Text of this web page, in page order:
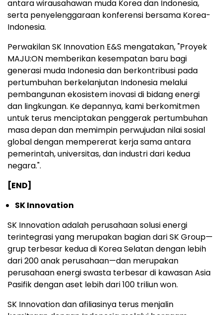
antara wirausahawan muda Korea dan Indonesia,
serta penyelenggaraan konferensi bersama Korea-
Indonesia.
Perwakilan SK Innovation E&S mengatakan, "Proyek
MAJU:ON memberikan kesempatan baru bagi
generasi muda Indonesia dan berkontribusi pada
pertumbuhan berkelanjutan Indonesia melalui
pembangunan ekosistem inovasi di bidang energi
dan lingkungan. Ke depannya, kami berkomitmen
untuk terus menciptakan penggerak pertumbuhan
masa depan dan memimpin perwujudan nilai sosial
global dengan mempererat kerja sama antara
pemerintah, universitas, dan industri dari kedua
negara.".
[END]
SK Innovation
SK Innovation adalah perusahaan solusi energi
terintegrasi yang merupakan bagian dari SK Group—
grup terbesar kedua di Korea Selatan dengan lebih
dari 200 anak perusahaan—dan merupakan
perusahaan energi swasta terbesar di kawasan Asia
Pasifik dengan aset lebih dari 100 triliun won.
SK Innovation dan afiliasinya terus menjalin